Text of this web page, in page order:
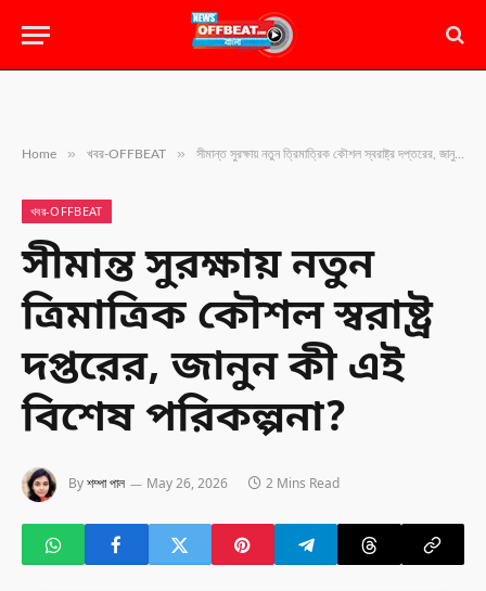
Home » খবর-OFFBEAT » সীমান্ত সুরক্ষায় নতুন ত্রিমাত্রিক কৌশল স্বরাষ্ট্র দপ্তরের, জানুন কী এই বিশেষ পরিকল্পনা?
খবর-OFFBEAT
সীমান্ত সুরক্ষায় নতুন
ত্রিমাত্রিক কৌশল স্বরাষ্ট্র
দপ্তরের, জানুন কী এই
বিশেষ পরিকল্পনা?
Byশম্পা পাল May 26, 2026 2 Mins Read